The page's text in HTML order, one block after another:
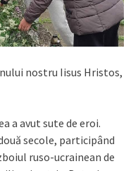
nostru Iisus Hristos,
a avut sute de eroi.
secole, participând
ruso-ucrainean de